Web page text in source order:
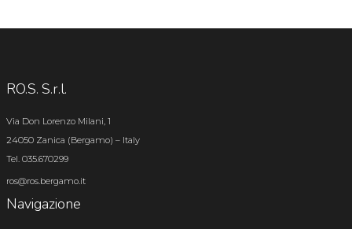
RO.S. S.r.l.
Via Don Lorenzo Milani, 1
24050 Zanica (Bergamo) – Italy
Tel. 035.670299
ros@ros.bergamo.it
Navigazione